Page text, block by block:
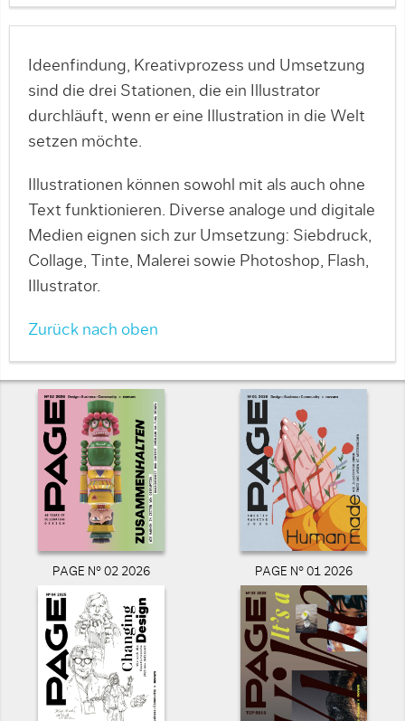
Ideenfindung, Kreativprozess und Umsetzung
sind die drei Stationen, die ein Illustrator
durchläuft, wenn er eine Illustration in die Welt
setzen möchte.
Illustrationen können sowohl mit als auch ohne
Text funktionieren. Diverse analoge und digitale
Medien eignen sich zur Umsetzung: Siebdruck,
Collage, Tinte, Malerei sowie Photoshop, Flash,
Illustrator.
Zurück nach oben
PAGE N° 02 2026 PAGE N° 01 2026